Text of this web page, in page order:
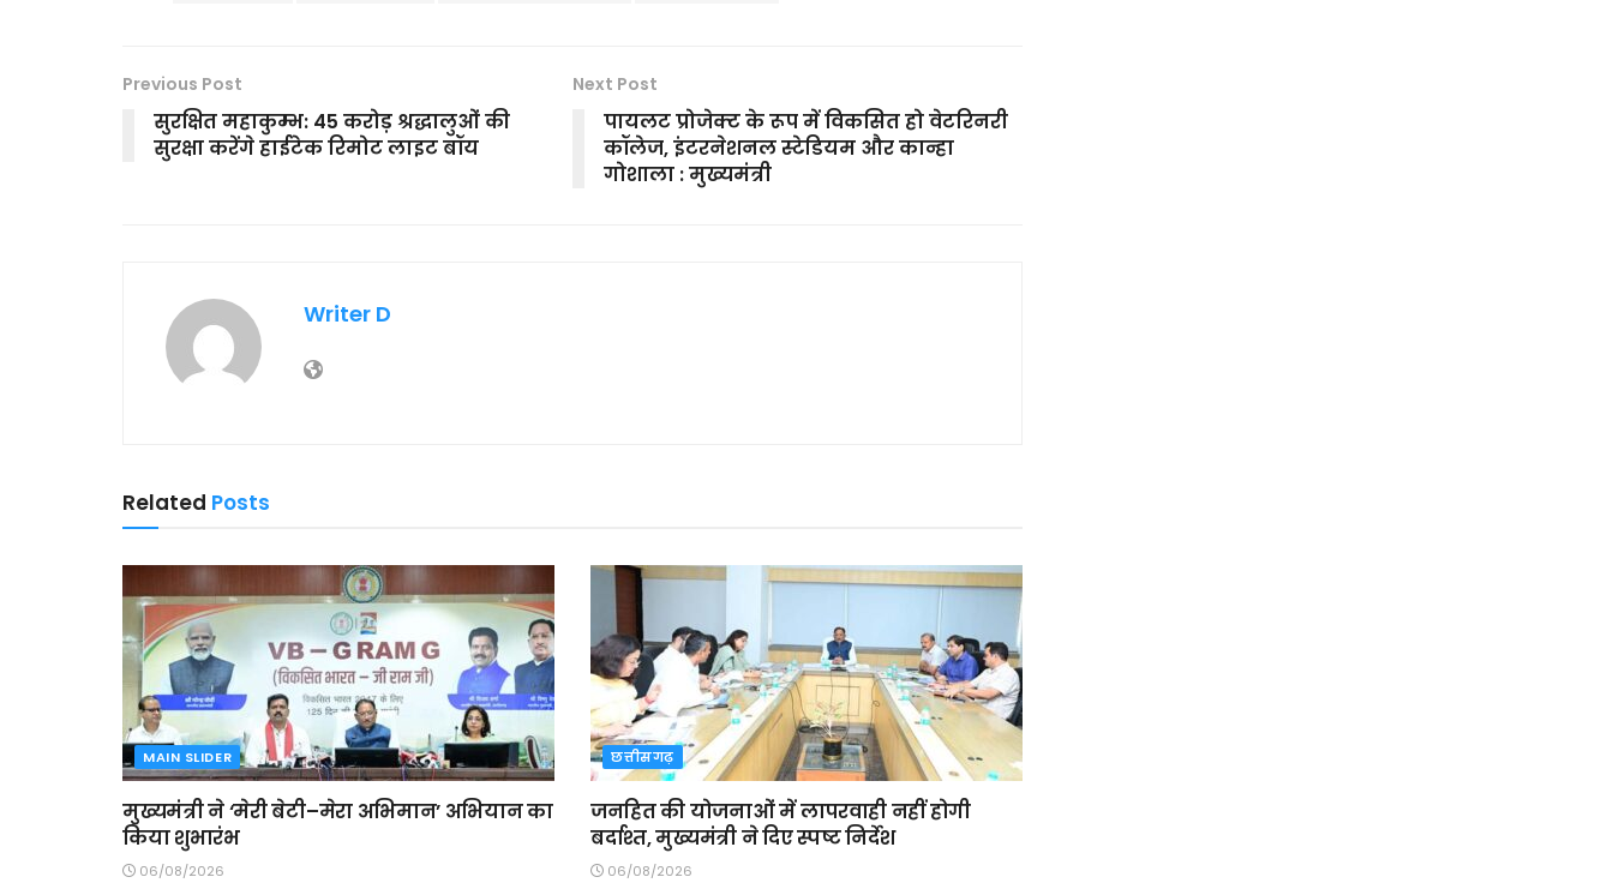
Previous Post
सुरक्षित महाकुम्भ: 45 करोड़ श्रद्धालुओं की
सुरक्षा करेंगे हाईटेक रिमोट लाइट बॉय
Next Post
पायलट प्रोजेक्ट के रूप में विकसित हो वेटरिनरी
कॉलेज, इंटरनेशनल स्टेडियम और कान्हा
गोशाला : मुख्यमंत्री
Writer D
Related Posts
MAIN SLIDER
मुख्यमंत्री ने ‘मेरी बेटी–मेरा अभिमान’ अभियान का
किया शुभारंभ
06/08/2026
छत्तीसगढ़
जनहित की योजनाओं में लापरवाही नहीं होगी
बर्दाश्त, मुख्यमंत्री ने दिए स्पष्ट निर्देश
06/08/2026